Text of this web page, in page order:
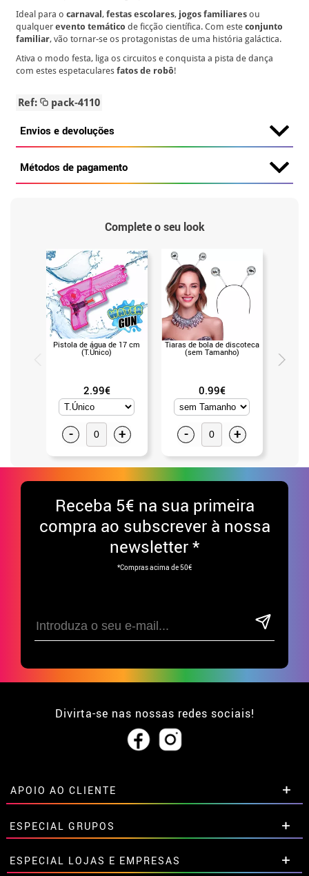
Ideal para ocarnaval,festas escolares, jogos familiares ou
qualquerevento temático de ficção científica. Com esteconjunto
familiar, vão tornar-se os protagonistas de uma história galáctica.
Ativa o modo festa, liga os circuitos e conquista a pista de dança
com estes espetacularesfatos de robô!
Ref: pack-4110
Envios e devoluções
Métodos de pagamento
Complete o seu look
Pistola de água de 17 cm
(T.Único)
2.99€
- +
Tiaras de bola de discoteca
(sem Tamanho)
0.99€
- +
Receba 5€ na sua primeira
compra ao subscrever à nossa
newsletter *
*Compras acima de 50€
Divirta-se nas nossas redes sociais!
APOIO AO CLIENTE
• Sobre nós
• Condições de venda
• Aviso legal ePrivacidade
ESPECIAL GRUPOS
Descontos especiais para grupos.
ESPECIAL LOJAS E EMPRESAS